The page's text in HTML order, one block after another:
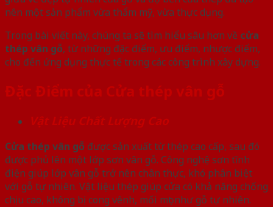
nên một sản phẩm vừa thẩm mỹ, vừa thực dụng.
Trong bài viết này, chúng ta sẽ tìm hiểu sâu hơn về cửa
thép vân gỗ, từ những đặc điểm, ưu điểm, nhược điểm,
cho đến ứng dụng thực tế trong các công trình xây dựng.
Đặc Điểm của Cửa thép vân gỗ
Vật Liệu Chất Lượng Cao
Cửa thép vân gỗ được sản xuất từ thép cao cấp, sau đó
được phủ lên một lớp sơn vân gỗ. Công nghệ sơn tĩnh
điện giúp lớp vân gỗ trở nên chân thực, khó phân biệt
với gỗ tự nhiên. Vật liệu thép giúp cửa có khả năng chống
chịu cao, không bị cong vênh, mối mọt như gỗ tự nhiên.